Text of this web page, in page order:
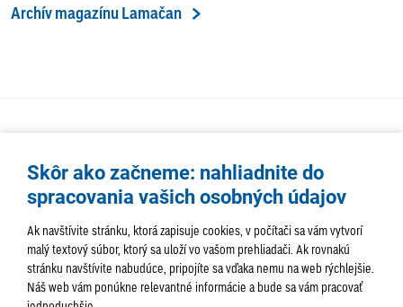
Archív magazínu Lamačan
AKTUALITY TÉMA SAMOSPRÁVA
Skôr ako začneme: nahliadnite do
spracovania vašich osobných údajov
Ak navštívite stránku, ktorá zapisuje cookies, v počítači sa vám vytvorí
malý textový súbor, ktorý sa uloží vo vašom prehliadači. Ak rovnakú
stránku navštívite nabudúce, pripojíte sa vďaka nemu na web rýchlejšie.
Náš web vám ponúkne relevantné informácie a bude sa vám pracovať